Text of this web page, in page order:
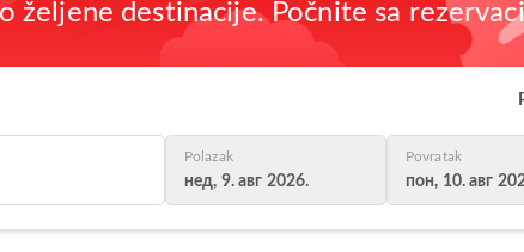
destinacije. Počnite sa
Polazak
нед, 9. авг 2026.
Povratak
пон, 10. авг